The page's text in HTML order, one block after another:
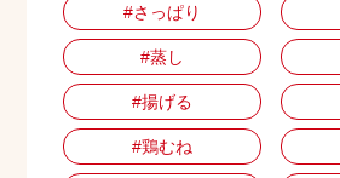
#さっぱり
#蒸し
#揚げる
#鶏むね